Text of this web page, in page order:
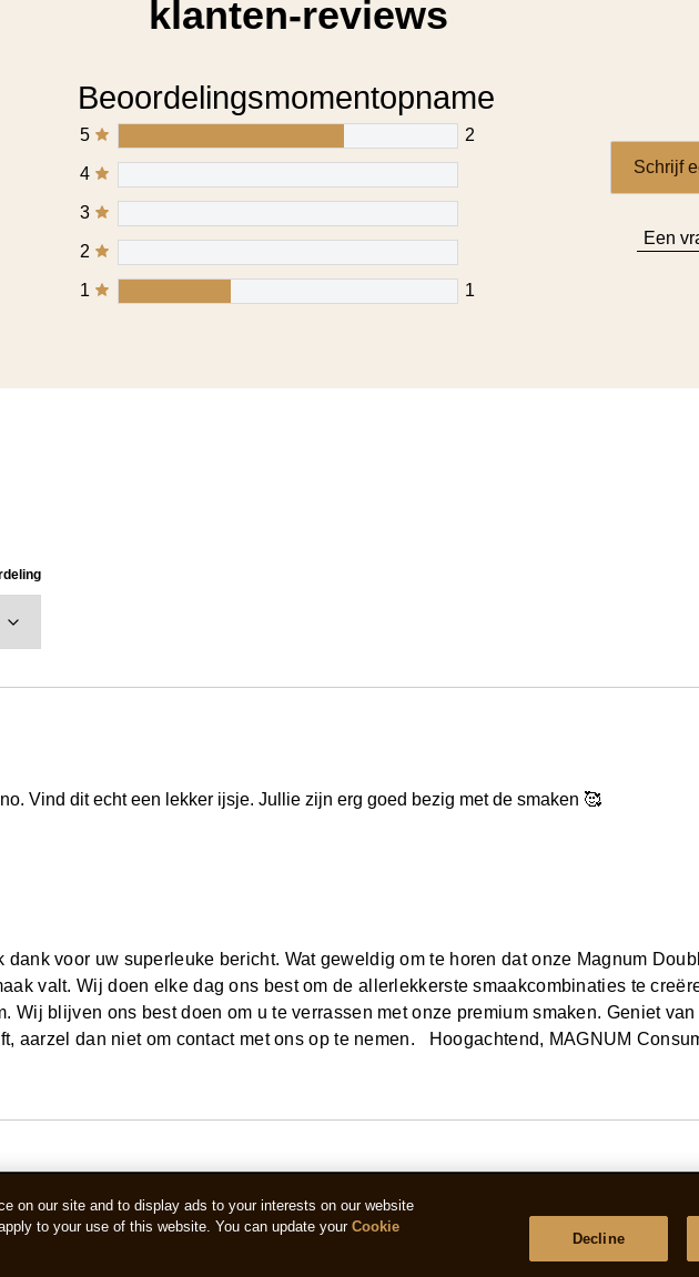
klanten-reviews
Beoordelingsmomentopname
5 2
4
3
2
1 1
Schrijf
Een
Vind dit echt een lekker ijsje. Jullie zijn erg goed bezig met de smaken 🥰
voor uw superleuke bericht. Wat geweldig om te horen dat onze Magnum
valt. Wij doen elke dag ons best om de allerlekkerste smaakcombinaties te
Wij blijven ons best doen om u te verrassen met onze premium smaken. Geniet
aarzel dan niet om contact met ons op te nemen. Hoogachtend, MAGNUM
on our site and to display ads to your interests on our website
to your use of this website. You can update your Cookie
Decline